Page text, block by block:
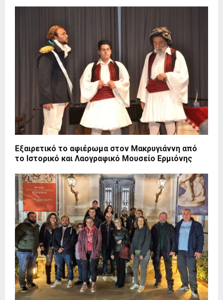
Εξαιρετικό το αφιέρωμα στον Μακρυγιάννη από
το Ιστορικό και Λαογραφικό Μουσείο Ερμιόνης